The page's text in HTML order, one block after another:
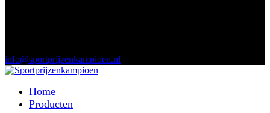
info@sportprijzenkampioen.nl
Home
Producten